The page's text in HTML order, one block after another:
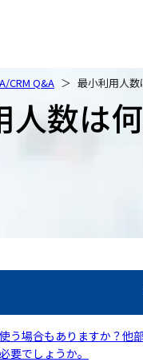
CRM Q&A 最小利用人
人数は
う場合もありますか？他
要でしょうか。